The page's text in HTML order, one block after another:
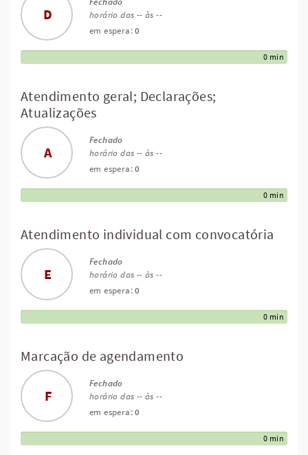
D
horário das -- às --
em espera:0
0 min
Atendimento geral; Declarações;
Atualizações
A
Fechado
horário das -- às --
em espera:0
0 min
Atendimento individual com convocatória
E
Fechado
horário das -- às --
em espera:0
0 min
Marcação de agendamento
F
Fechado
horário das -- às --
em espera:0
0 min